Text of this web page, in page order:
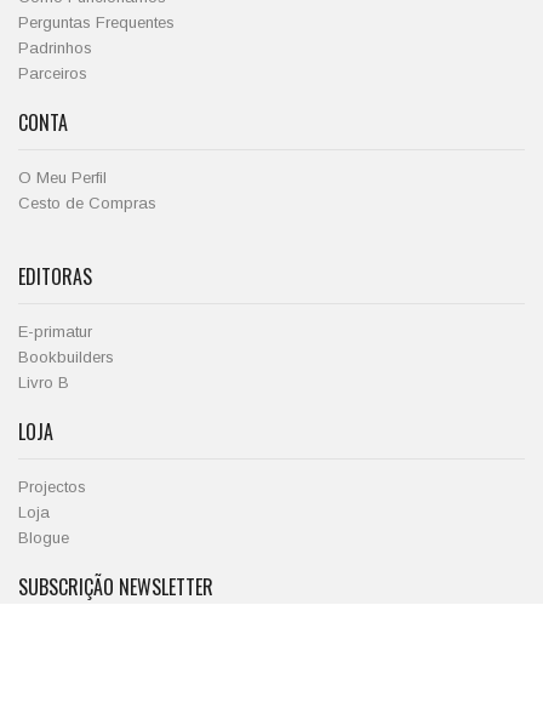
Perguntas Frequentes
Padrinhos
Parceiros
CONTA
O Meu Perfil
Cesto de Compras
EDITORAS
E-primatur
Bookbuilders
Livro B
LOJA
Projectos
Loja
Blogue
SUBSCRIÇÃO NEWSLETTER